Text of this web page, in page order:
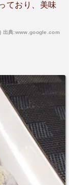
ており、美味
出典:www.google.com